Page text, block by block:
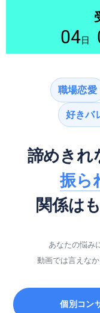
04日
職場恋愛
好きバ
諦めきれ
振ら
関係は
あなたの悩み
動画では言えな
個別コン